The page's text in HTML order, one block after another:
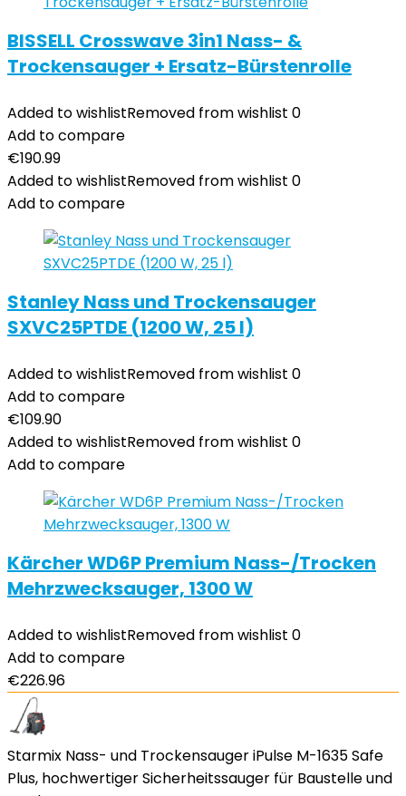
BISSELL Crosswave 3in1 Nass- &
Trockensauger + Ersatz-Bürstenrolle
Added to wishlistRemoved from wishlist 0
Add to compare
€190.99
Added to wishlistRemoved from wishlist 0
Add to compare
Stanley Nass und Trockensauger
SXVC25PTDE (1200 W, 25 l)
Added to wishlistRemoved from wishlist 0
Add to compare
€109.90
Added to wishlistRemoved from wishlist 0
Add to compare
Kärcher WD6P Premium Nass-/Trocken
Mehrzwecksauger, 1300 W
Added to wishlistRemoved from wishlist 0
Add to compare
€226.96
Starmix Nass- und Trockensauger iPulse M-1635 Safe
Plus, hochwertiger Sicherheitssauger für Baustelle und